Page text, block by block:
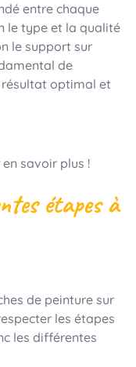
entre chaque
le type et la qualité
le support sur
de
optimal et
savoir plus !
étapes à
de peinture sur
les étapes
les différentes